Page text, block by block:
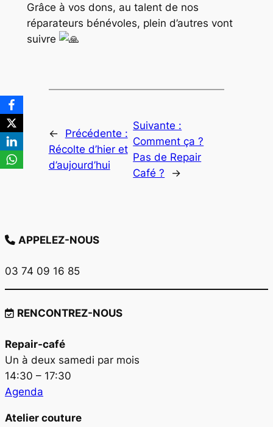
Grâce à vos dons, au talent de nos
réparateurs bénévoles, plein d’autres vont
suivre
←
Précédente :
Récolte d’hier et
d’aujourd’hui
Suivante :
Comment ça ?
Pas de Repair
Café ?
→
APPELEZ-NOUS
03 74 09 16 85
RENCONTREZ-NOUS
Repair-café
Un à deux samedi par mois
14:30 – 17:30
Agenda
Atelier couture